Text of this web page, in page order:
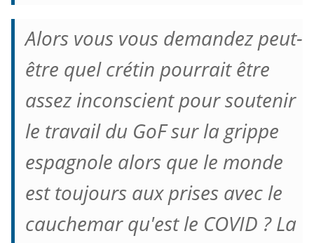
Alors vous vous demandez peut-
être quel crétin pourrait être
assez inconscient pour soutenir
le travail du GoF sur la grippe
espagnole alors que le monde
est toujours aux prises avec le
cauchemar qu'est le COVID ?La